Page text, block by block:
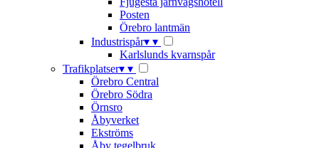
Posten
Örebro lantmän
Industrispår▾ ▾
Karlslunds kvarnspår
Trafikplatser▾ ▾
Örebro Central
Örebro Södra
Örnsro
Åbyverket
Ekströms
Åby tegelbruk